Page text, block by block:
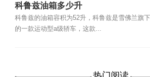
科鲁兹油箱多少升
科鲁兹的油箱容积为52升，科鲁兹是雪佛兰旗下
的一款运动型a级轿车，这款...